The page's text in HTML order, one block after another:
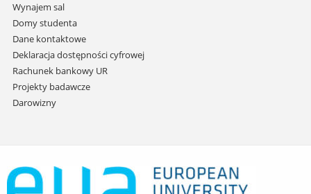
Wynajem sal
Domy studenta
Dane kontaktowe
Deklaracja dostępności cyfrowej
Rachunek bankowy UR
Projekty badawcze
Darowizny